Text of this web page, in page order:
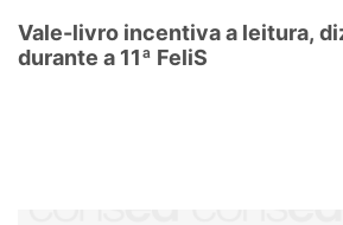
Vale-livro incentiva a leitura,
durante a 11ª FeliS